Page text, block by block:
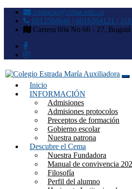
contacto@cema.edu.co
6012504646 | 6016264121 |
Carrera 69a No 66 - 27,
Colegio Estrada
Auxiliadora
Inicio
INFORMACIÓN
Admisiones
Admisiones protocolos
Preceptos de formación
Gobierno escolar
Nuestra patrona
Descubre el Cema
Nuestra Fundadora
Manual de convivencia
Filosofía
Perfil del alumno